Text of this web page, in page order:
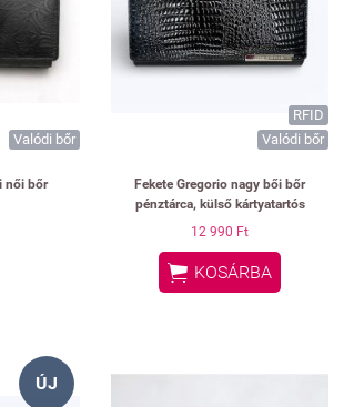
Valódi bőr
női bőr
RFID
Valódi bőr
Fekete Gregorio nagy bői bőr
pénztárca, külső kártyatartós
12 990 Ft
 KOSÁRBA
ÚJ